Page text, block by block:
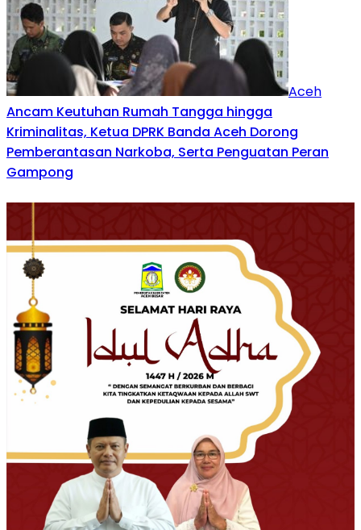
Aceh
Ancam Keutuhan Rumah Tangga hingga
Kriminalitas, Ketua DPRK Banda Aceh Dorong
Pemberantasan Narkoba, Serta Penguatan Peran
Gampong